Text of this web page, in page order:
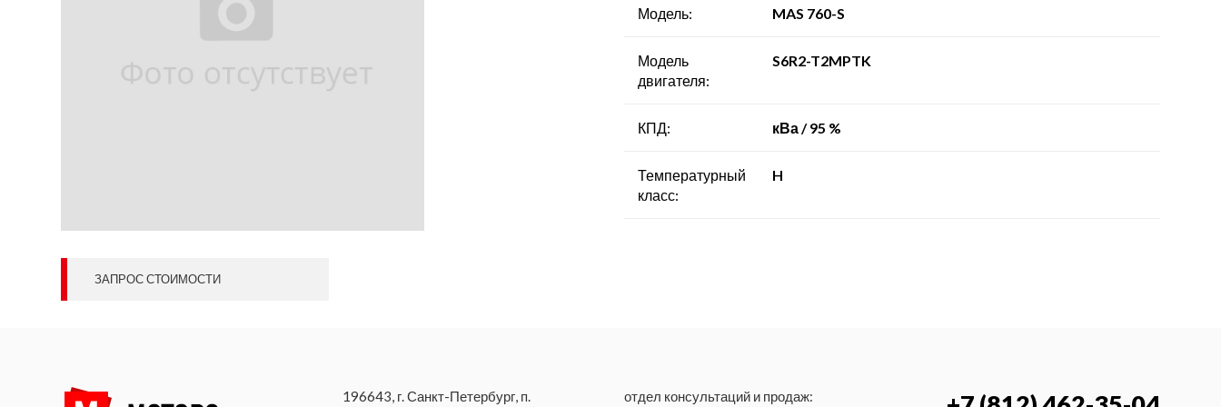
- Компрессорные станции
ЗАПРОС СТОИМОСТИ
Модель: MAS 760-S
Модель
двигателя:
S6R2-T2MPTK
КПД: кВа / 95 %
Температурный
класс:
H
196643, г. Санкт-Петербург, п. отдел консультаций и продаж: